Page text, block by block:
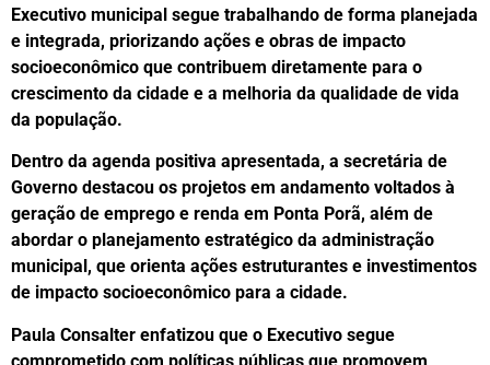
Executivo municipal segue trabalhando de forma planejada
e integrada, priorizando ações e obras de impacto
socioeconômico que contribuem diretamente para o
crescimento da cidade e a melhoria da qualidade de vida
da população.
Dentro da agenda positiva apresentada, a secretária de
Governo destacou os projetos em andamento voltados à
geração de emprego e renda em Ponta Porã, além de
abordar o planejamento estratégico da administração
municipal, que orienta ações estruturantes e investimentos
de impacto socioeconômico para a cidade.
Paula Consalter enfatizou que o Executivo segue
comprometido com políticas públicas que promovem